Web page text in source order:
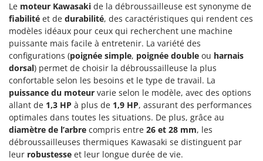
Le moteur Kawasaki de la débroussailleuse est synonyme de
fiabilité et de durabilité, des caractéristiques qui rendent ces
modèles idéaux pour ceux qui recherchent une machine
puissante mais facile à entretenir. La variété des
configurations (poignée simple, poignée double ou harnais
dorsal) permet de choisir la débroussailleuse la plus
confortable selon les besoins et le type de travail. La
puissance du moteur varie selon le modèle, avec des options
allant de 1,3 HP à plus de 1,9 HP, assurant des performances
optimales dans toutes les situations. De plus, grâce au
diamètre de l’arbre compris entre 26 et 28 mm, les
débroussailleuses thermiques Kawasaki se distinguent par
leur robustesse et leur longue durée de vie.